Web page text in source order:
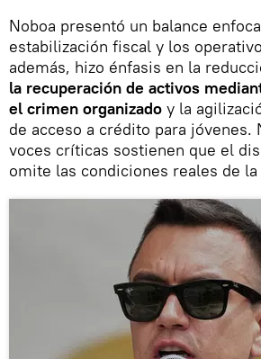
Noboa presentó un balance
estabilización fiscal y los
además, hizo énfasis en la
la recuperación de activos
el crimen organizado y la
de acceso a crédito para jóvenes.
voces críticas sostienen que el
omite las condiciones reales de